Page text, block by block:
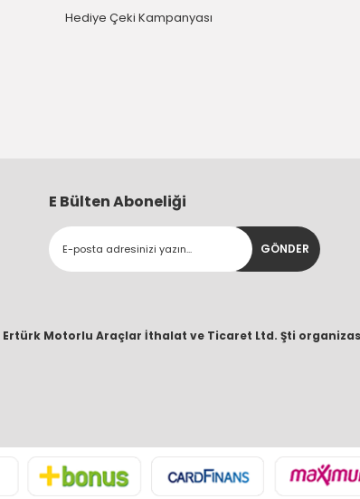
Hediye Çeki Kampanyası
E Bülten Aboneliği
GÖNDER
Ertürk Motorlu Araçlar İthalat ve Ticaret Ltd. Şti